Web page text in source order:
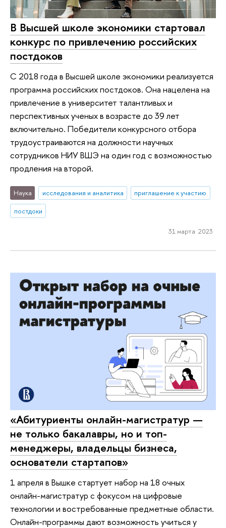
В Высшей школе экономики стартовал
конкурс по привлечению российских
постдоков
С 2018 года в Высшей школе экономики реализуется
программа российских постдоков. Она нацелена на
привлечение в университет талантливых и
перспективных ученых в возрасте до 39 лет
включительно. Победители конкурсного отбора
трудоустраиваются на должности научных
сотрудников НИУ ВШЭ на один год с возможностью
продления на второй.
Наука исследования и аналитика
приглашение к участию
постдоки
31 марта 2023
«Абитуриенты онлайн-магистратур —
не только бакалавры, но и топ-
менеджеры, владельцы бизнеса,
основатели стартапов»
1 апреля в Вышке стартует набор на 18 очных
онлайн-магистратур с фокусом на цифровые
технологии и востребованные предметные области.
Онлайн-программы дают возможность учиться у